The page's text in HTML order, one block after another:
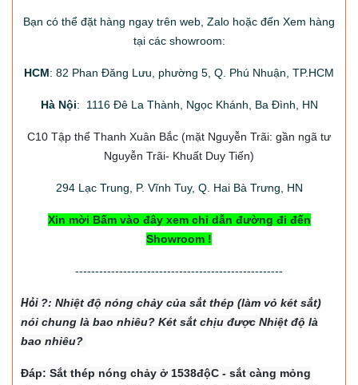
Bạn có thể đặt hàng ngay trên web, Zalo hoặc đến Xem hàng
tại các showroom:
HCM: 82 Phan Đăng Lưu, phường 5, Q. Phú Nhuận, TP.HCM
Hà Nội: 1116 Đê La Thành, Ngọc Khánh, Ba Đình, HN
C10 Tập thể Thanh Xuân Bắc (mặt Nguyễn Trãi: gần ngã tư
Nguyễn Trãi- Khuất Duy Tiến)
294Lạc Trung, P. Vĩnh Tuy, Q. Hai Bà Trưng, HN
Xin mời Bấm vào đây xem chỉ dẫn đường đi đến
Showroom !
----------------------------------------------------
Hỏi ?: Nhiệt độ nóng chảy của sắt thép (làm vỏ két sắt)
nói chung là bao nhiêu? Két sắt chịu được Nhiệt độ là
bao nhiêu?
Đáp: Sắt thép nóng chảy ở 1538độC - sắt càng mỏng